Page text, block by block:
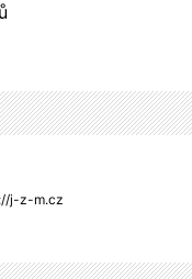
j-z-m.cz